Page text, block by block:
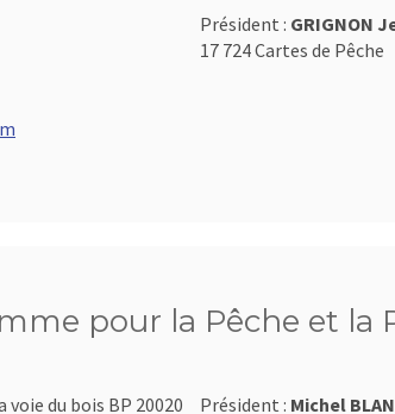
Président : GRIGNON
17 724 Cartes de Pêche
pour la Pêche et la
voie du bois BP 20020 Président : Michel